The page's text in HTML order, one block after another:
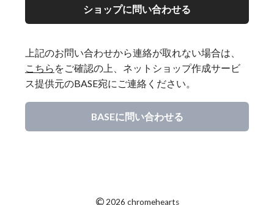
ショップに問い合わせる
上記のお問い合わせから連絡が取れない場合は、
こちら をご確認の上、ネットショップ作成サービ
ス提供元のBASE宛にご連絡ください。
BASEに問い合わせる
© 2026 chromehearts